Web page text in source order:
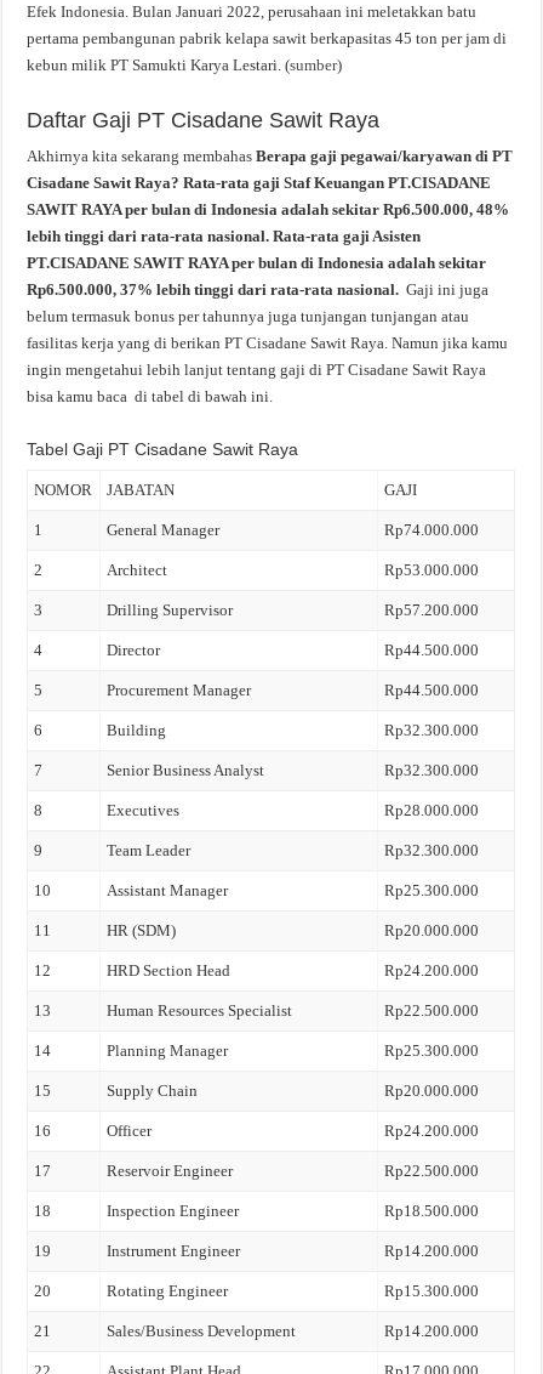
Efek Indonesia. Bulan Januari 2022, perusahaan ini meletakkan batu
pertama pembangunan pabrik kelapa sawit berkapasitas 45 ton per jam di
kebun milik PT Samukti Karya Lestari. (sumber)
Daftar Gaji PT Cisadane Sawit Raya
Akhirnya kita sekarang membahasBerapa gaji pegawai/karyawan di PT
Cisadane Sawit Raya? Rata-rata gaji Staf Keuangan PT.CISADANE
SAWIT RAYA per bulan di Indonesia adalah sekitar Rp6.500.000, 48%
lebih tinggi dari rata-rata nasional. Rata-rata gaji Asisten
PT.CISADANE SAWIT RAYA per bulan di Indonesia adalah sekitar
Rp6.500.000, 37% lebih tinggi dari rata-rata nasional.Gaji ini juga
belum termasuk bonus per tahunnya juga tunjangan tunjangan atau
fasilitas kerja yang di berikan PT Cisadane Sawit Raya. Namun jika kamu
ingin mengetahui lebih lanjut tentang gaji di PT Cisadane Sawit Raya
bisa kamu baca di tabel di bawah ini.
Tabel Gaji PT Cisadane Sawit Raya
NOMOR JABATAN GAJI
1 General Manager Rp74.000.000
2 Architect Rp53.000.000
3 Drilling Supervisor Rp57.200.000
4 Director Rp44.500.000
5 Procurement Manager Rp44.500.000
6 Building Rp32.300.000
7 Senior Business Analyst Rp32.300.000
8 Executives Rp28.000.000
9 Team Leader Rp32.300.000
10 Assistant Manager Rp25.300.000
11 HR (SDM) Rp20.000.000
12 HRD Section Head Rp24.200.000
13 Human Resources Specialist Rp22.500.000
14 Planning Manager Rp25.300.000
15 Supply Chain Rp20.000.000
16 Officer Rp24.200.000
17 Reservoir Engineer Rp22.500.000
18 Inspection Engineer Rp18.500.000
19 Instrument Engineer Rp14.200.000
20 Rotating Engineer Rp15.300.000
21 Sales/Business Development Rp14.200.000